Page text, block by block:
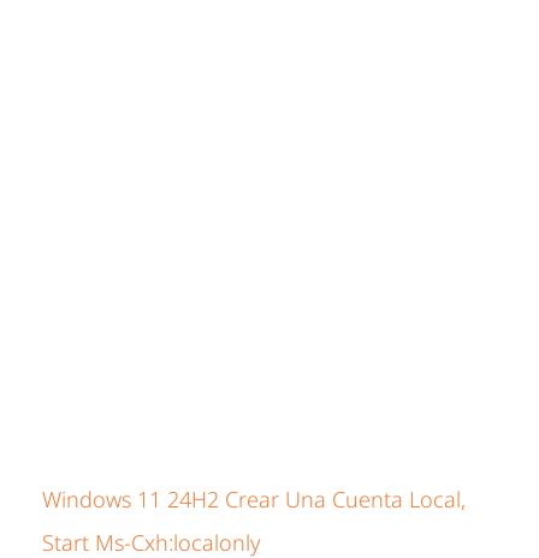
Windows 11 24H2 Crear Una Cuenta Local,
Start Ms-Cxh:localonly